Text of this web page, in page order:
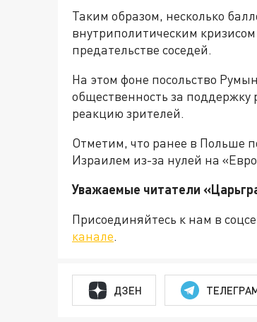
Таким образом, несколько
внутриполитическим
предательстве соседей.
На этом фоне посольство
общественность за
реакцию зрителей.
Отметим, что ранее в Польше
Израилем из-за нулей на
Уважаемые читатели
Присоединяйтесь к нам в
канале.
ДЗЕН